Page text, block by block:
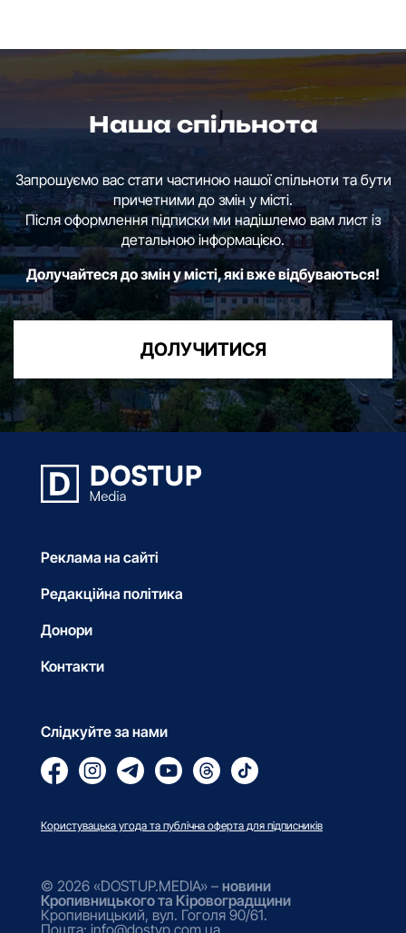
Наша спільнота
Запрошуємо вас стати частиною нашої спільноти та бути
причетними до змін у місті.
Після оформлення підписки ми надішлемо вам лист із
детальною інформацією.
Долучайтеся до змін у місті, які вже відбуваються!
ДОЛУЧИТИСЯ
Реклама на сайті
Редакційна політика
Донори
Контакти
Слідкуйте за нами
Користувацька угода та публічна оферта для підписників
© 2026 «DOSTUP.MEDIA» – новини
Кропивницького та Кіровоградщини
Кропивницький, вул. Гоголя 90/61.